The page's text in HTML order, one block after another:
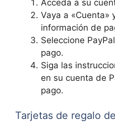
Acceda a su
Vaya a «Cuenta»
información de
Seleccione
pago.
Siga las
en su cuenta de
pago.
Tarjetas de regalo